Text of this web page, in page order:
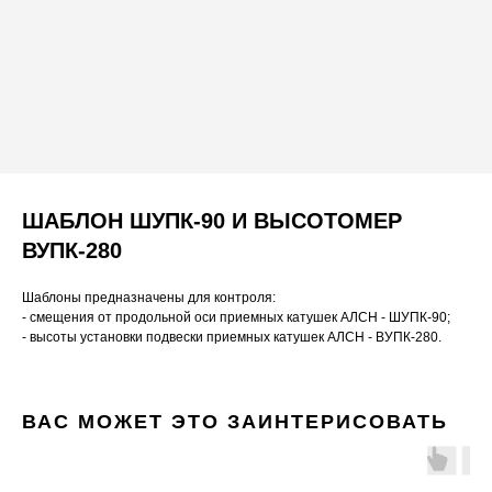
ШАБЛОН ШУПК-90 И ВЫСОТОМЕР
ВУПК-280
Шаблоны предназначены для контроля:
- смещения от продольной оси приемных катушек АЛСН - ШУПК-90;
- высоты установки подвески приемных катушек АЛСН - ВУПК-280.
ВАС МОЖЕТ ЭТО ЗАИНТЕРИСОВАТЬ